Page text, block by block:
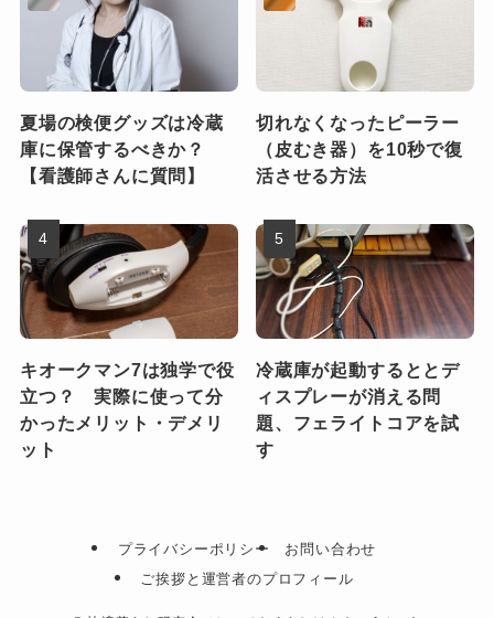
夏場の検便グッズは冷蔵
庫に保管するべきか？
【看護師さんに質問】
切れなくなったピーラー
（皮むき器）を10秒で復
活させる方法
キオークマン7は独学で役
立つ？ 実際に使って分
かったメリット・デメリ
ット
冷蔵庫が起動するととデ
ィスプレーが消える問
題、フェライトコアを試
す
プライバシーポリシー
お問い合わせ
ご挨拶と運営者のプロフィール